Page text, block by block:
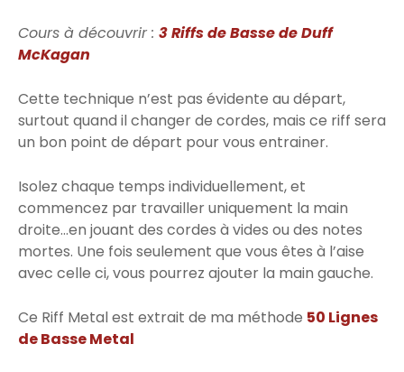
Cours à découvrir : 3 Riffs de Basse de Duff
McKagan
Cette technique n’est pas évidente au départ,
surtout quand il changer de cordes, mais ce riff sera
un bon point de départ pour vous entrainer.
Isolez chaque temps individuellement, et
commencez par travailler uniquement la main
droite…en jouant des cordes à vides ou des notes
mortes. Une fois seulement que vous êtes à l’aise
avec celle ci, vous pourrez ajouter la main gauche.
Ce Riff Metal est extrait de ma méthode 50 Lignes
de Basse Metal